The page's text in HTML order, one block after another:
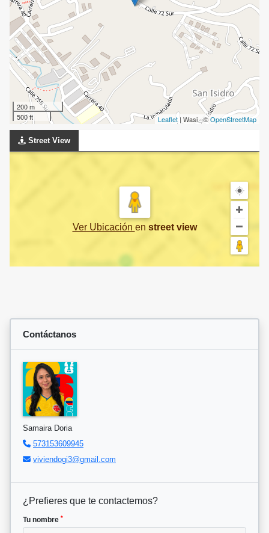
200 m
500 ft
Leaflet | Wasi - ©OpenStreetMap
Street View
Ver Ubicación en street view
Contáctanos
Samaira Doria
573153609945
viviendogi3@gmail.com
¿Prefieres que te contactemos?
Tu nombre *